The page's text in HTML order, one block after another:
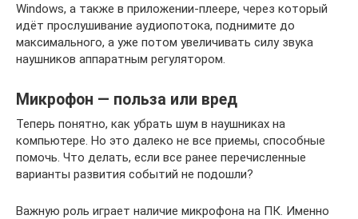
Windows, а также в приложении-плеере, через который
идёт прослушивание аудиопотока, поднимите до
максимального, а уже потом увеличивать силу звука
наушников аппаратным регулятором.
Микрофон — польза или вред
Теперь понятно, как убрать шум в наушниках на
компьютере. Но это далеко не все приемы, способные
помочь. Что делать, если все ранее перечисленные
варианты развития событий не подошли?
Важную роль играет наличие микрофона на ПК. Именно